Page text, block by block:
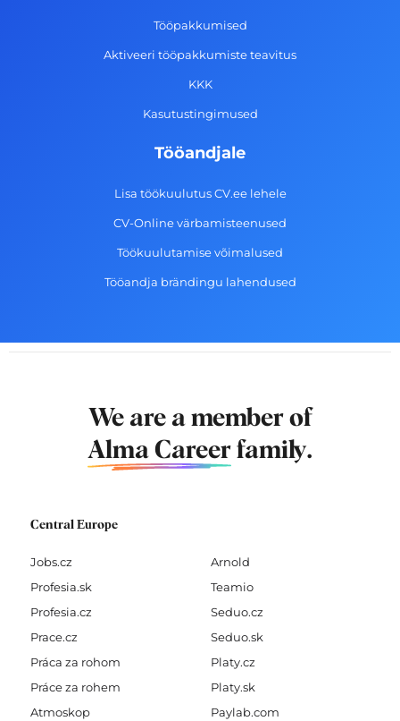
-
a
m
n
Tööpakkumised
Aktiveeri tööpakkumiste teavitus
KKK
Kasutustingimused
Tööandjale
Lisa töökuulutus CV.ee lehele
CV-Online värbamisteenused
Töökuulutamise võimalused
Tööandja brändingu lahendused
We are a member of
Alma Career family.
Central Europe
Jobs.cz
Profesia.sk
Profesia.cz
Prace.cz
Práca za rohom
Práce za rohem
Atmoskop
Arnold
Teamio
Seduo.cz
Seduo.sk
Platy.cz
Platy.sk
Paylab.com